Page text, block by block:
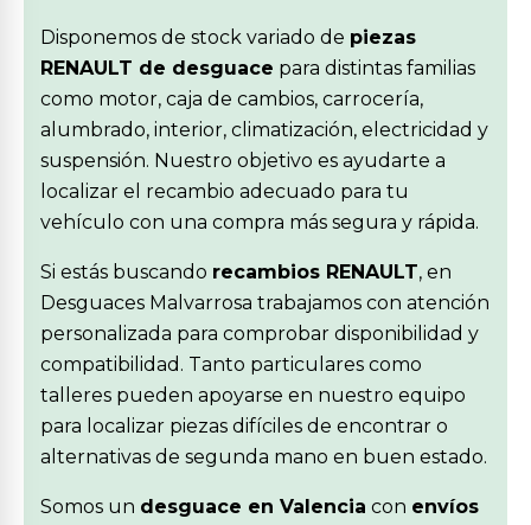
Disponemos de stock variado de piezas
RENAULT de desguace para distintas familias
como motor, caja de cambios, carrocería,
alumbrado, interior, climatización, electricidad y
suspensión. Nuestro objetivo es ayudarte a
localizar el recambio adecuado para tu
vehículo con una compra más segura y rápida.
Si estás buscando recambios RENAULT, en
Desguaces Malvarrosa trabajamos con atención
personalizada para comprobar disponibilidad y
compatibilidad. Tanto particulares como
talleres pueden apoyarse en nuestro equipo
para localizar piezas difíciles de encontrar o
alternativas de segunda mano en buen estado.
Somos un desguace en Valencia con envíos